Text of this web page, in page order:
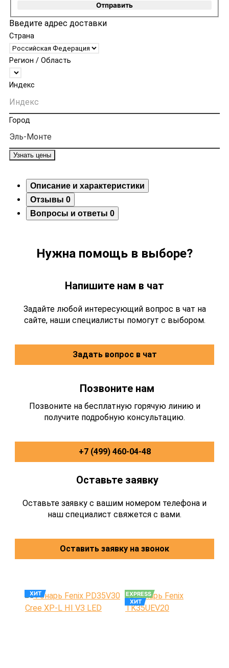
Отправить
Введите адрес доставки
Страна
Регион / Область
Индекс
Город
Узнать цены
Описание и характеристики
Отзывы 0
Вопросы и ответы 0
Нужна помощь в выборе?
Напишите нам в чат
Задайте любой интересующий вопрос в чат на
сайте, наши специалисты помогут с выбором.
Задать вопрос в чат
Позвоните нам
Позвоните на бесплатную горячую линию и
получите подробную консультацию.
+7 (499) 460-04-48
Оставьте заявку
Оставьте заявку с вашим номером телефона и
наш специалист свяжется с вами.
Оставить заявку на звонок
ХИТ
EXPRESS
ХИТ